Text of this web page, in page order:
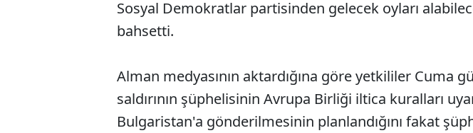
Sosyal Demokratlar partisinden gelecek oyları
bahsetti.
Alman medyasının aktardığına göre yetkililer Cuma
saldırının şüphelisinin Avrupa Birliği iltica kuralları
Bulgaristan'a gönderilmesinin planlandığını fakat